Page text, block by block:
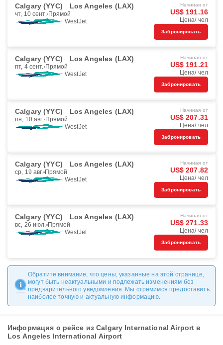
Calgary (YYC) Los Angeles (LAX)
чт, 10 сент. Прямой
WestJet
Начиная от
US$ 191.16
Цена/ чел
Забронировать
Calgary (YYC) Los Angeles (LAX)
пт, 4 сент. Прямой
WestJet
Начиная от
US$ 191.21
Цена/ чел
Забронировать
Calgary (YYC) Los Angeles (LAX)
пн, 10 авг. Прямой
WestJet
Начиная от
US$ 207.31
Цена/ чел
Забронировать
Calgary (YYC) Los Angeles (LAX)
ср, 19 авг. Прямой
WestJet
Начиная от
US$ 207.82
Цена/ чел
Забронировать
Calgary (YYC) Los Angeles (LAX)
вс, 26 июл. Прямой
WestJet
Начиная от
US$ 271.33
Цена/ чел
Забронировать
Обратите внимание, что цены, указанные на этой странице,
могут быть неактуальными и подлежать изменениям без
предварительного уведомления. Мы стремимся предоставить
наиболее точную и актуальную информацию.
Информация о рейсе из Calgary International Airport в
Los Angeles International Airport